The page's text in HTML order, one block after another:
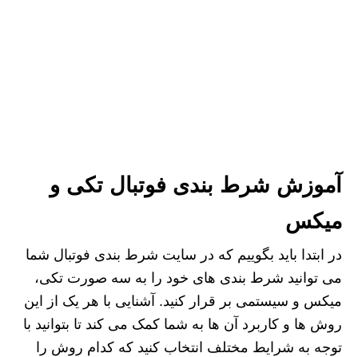
آموزش شرط بندی فوتبال تکی و
میکس
در ابتدا باید بگوییم که در سایت شرط بندی فوتبال شما
می توانید شرط بندی های خود را به سه صورت تکی،
میکس و سیستمی بر قرار کنید. آشنایی با هر یک از این
روش ها و کاربرد آن ها به شما کمک می کند تا بتوانید با
توجه به شرایط مختلف انتخاب کنید که کدام روش را